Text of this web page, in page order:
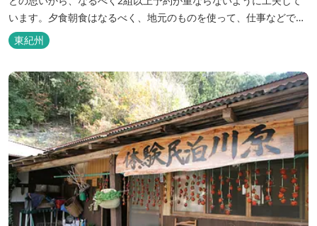
います。夕食朝食はなるべく、地元のものを使って、仕事などで連
泊の方には日替わりでご用意します。」オーナー様談。もし重なっ
た場合は、ごめんなさい。
東紀州